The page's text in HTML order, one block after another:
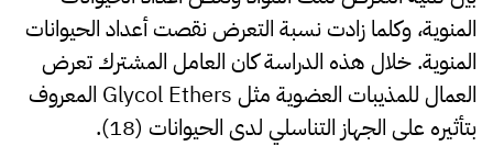
المنوية، وكلما زادت نسبة التعرض نقصت أعداد الحيوانات
المنوية. خلال هذه الدراسة كان العامل المشترك تعرض
العمال للمذيبات العضوية مثل Glycol Ethers المعروف
بتأثيره على الجهاز التناسلي لدى الحيوانات (18).